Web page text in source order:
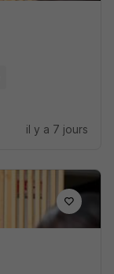
il y a 7 jours